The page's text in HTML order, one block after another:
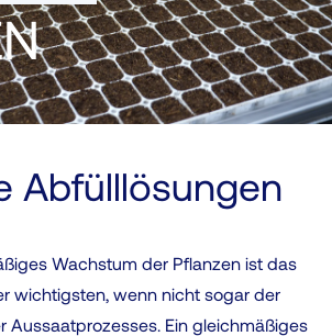
Abfülllösungen
Wachstum der Pflanzen ist das
wichtigsten, wenn nicht sogar der
Aussaatprozesses. Ein gleichmäßiges